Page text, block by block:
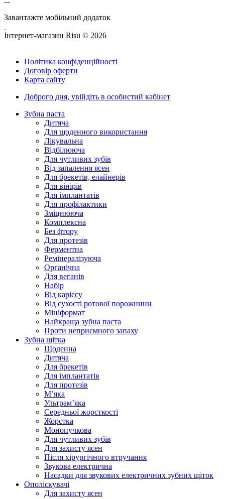
Завантажте мобільний додаток
Інтернет-магазин Risu © 2026
Політика конфіденційності
Договір оферти
Карта сайту
Доброго дня, увійдіть в особистий кабінет
Зубна паста
Дитяча
Для щоденного використання
Лікувальна
Відбілююча
Для чутливих зубів
Від запалення ясен
Для брекетів, елайнерів
Для вінірів
Для імплантатів
Для профілактики
Зміцнююча
Комплексна
Без фтору
Для протезів
Ферментна
Ремінералізуюча
Органічна
Для веганів
Набір
Від карієсу
Від сухості ротової порожнини
Мініформат
Найкраща зубна паста
Проти неприємного запаху
Зубна щітка
Щоденна
Дитяча
Для брекетів
Для імплантатів
Для протезів
Мʼяка
Ультрамʼяка
Середньої жорсткості
Жорстка
Монопучкова
Для чутливих зубів
Для захисту ясен
Після хірургічного втручання
Звукова електрична
Насадки для звукових електричних зубних щіток
Ополіскувачі
Для захисту ясен